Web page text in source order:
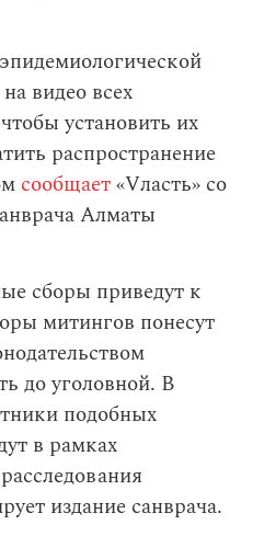
видео всех
установить их
распространение
сообщает«Vласть» со
Алматы
сборы приведут к
митингов понесут
до уголовной. В
подобных
в рамках
издание санврача.